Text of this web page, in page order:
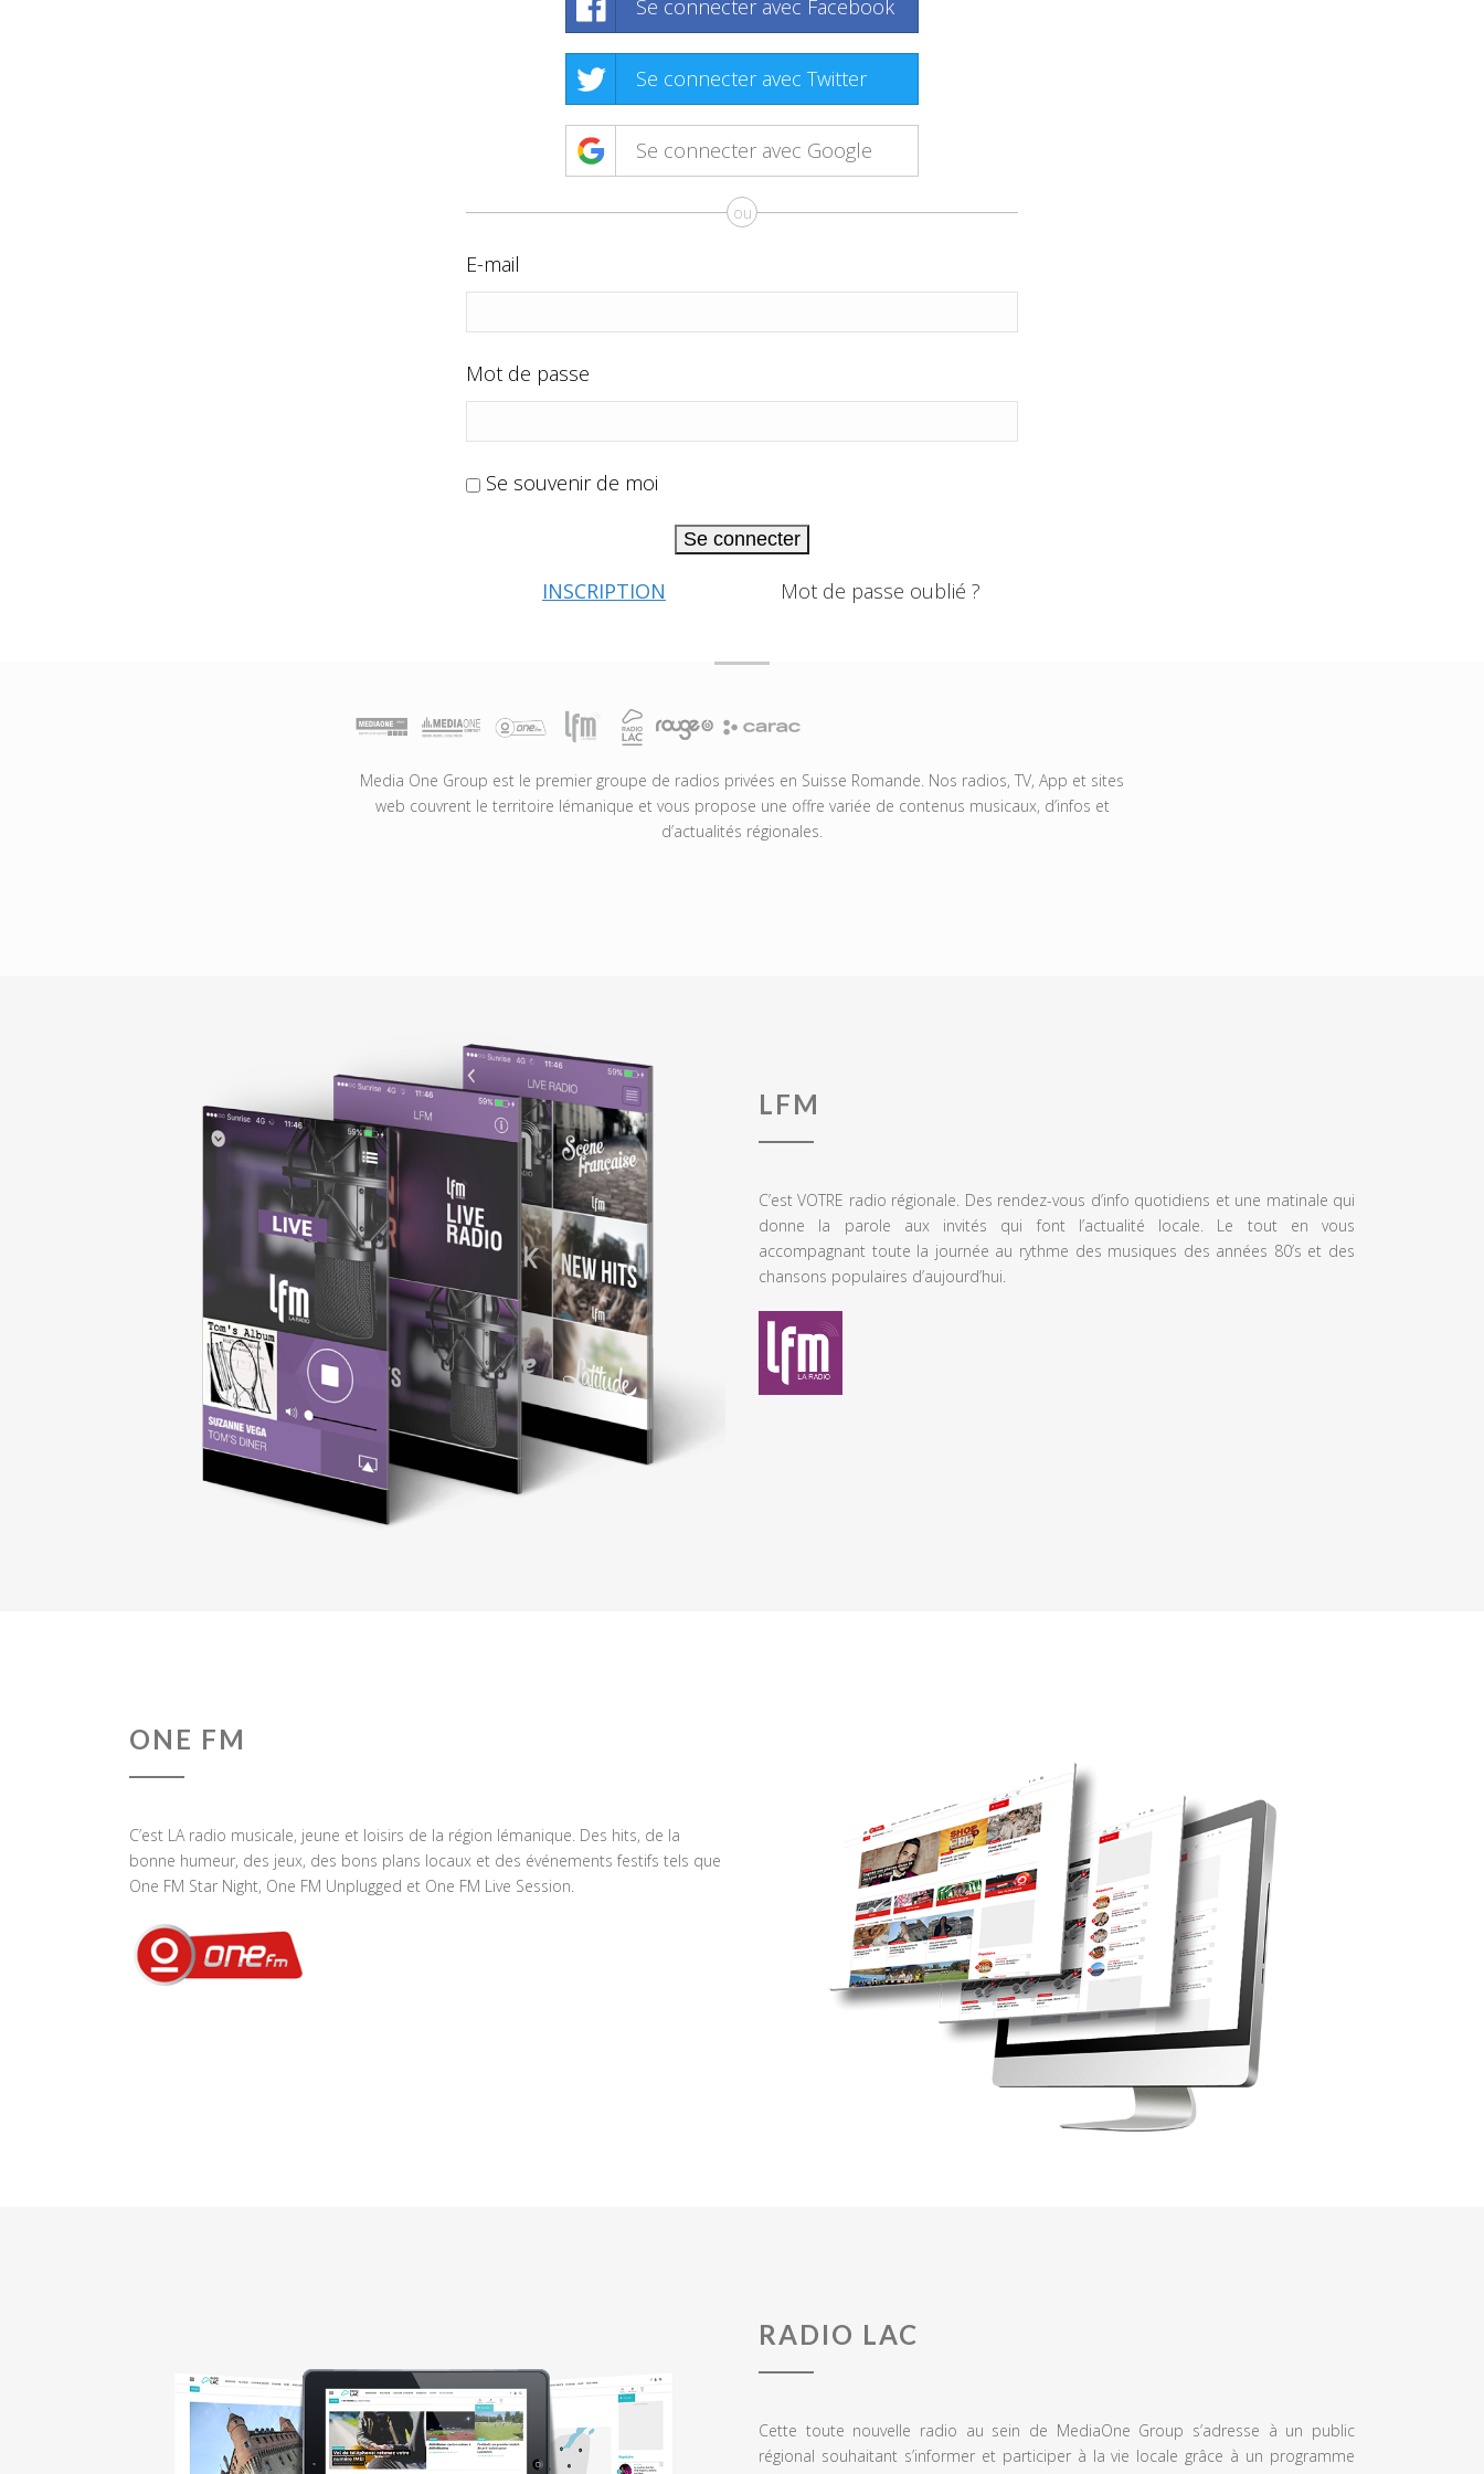
Se connecter avec Facebook
Se connecter avec Twitter
Se connecter avec Google
ou
E-mail
Mot de passe
Se souvenir de moi
Se connecter
INSCRIPTION Mot de passe oublié ?
Media One Group est le premier groupe de radios privées en Suisse Romande. Nos radios, TV, App et sites
web couvrent le territoire lémanique et vous propose une offre variée de contenus musicaux, d’infos et
d’actualités régionales.
LFM
C’est VOTRE radio régionale. Des rendez-vous d’info quotidiens et une matinale qui
donne la parole aux invités qui font l’actualité locale. Le tout en vous
accompagnant toute la journée au rythme des musiques des années 80’s et des
chansons populaires d’aujourd’hui.
ONE FM
C’est LA radio musicale, jeune et loisirs de la région lémanique. Des hits, de la
bonne humeur, des jeux, des bons plans locaux et des événements festifs tels que
One FM Star Night, One FM Unplugged et One FM Live Session.
RADIO LAC
Cette toute nouvelle radio au sein de MediaOne Group s’adresse à un public
régional souhaitant s’informer et participer à la vie locale grâce à un programme